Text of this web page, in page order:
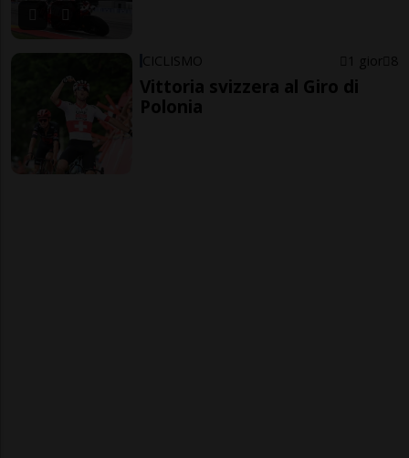
CICLISMO 1 gior 8
Vittoria svizzera al Giro di
Polonia